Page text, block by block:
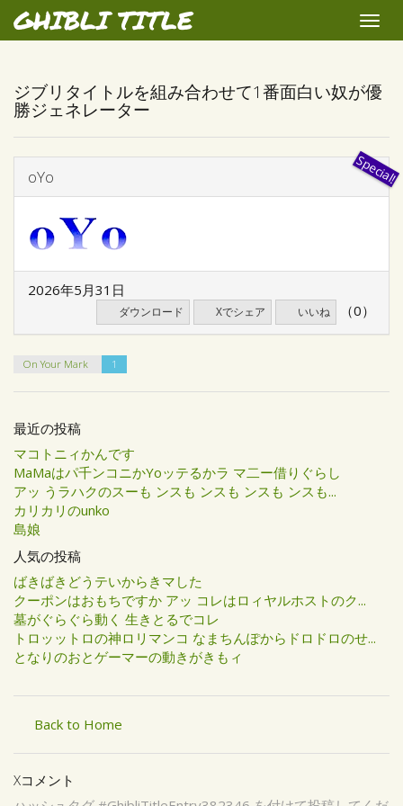
GHIBLI TITLE
Toggle
ジブリタイトルを組み合わせて1番面白い奴が優
勝ジェネレーター
oYo
2026年5月31日
ダウンロード Xでシェア いいね （0）
On Your Mark 1
最近の投稿
マコトニィかんです
MaMaはパ千ンコニかYoッテるかラ マ二ー借りぐらし
アッ うラハクのスーも ンスも ンスも ンスも ンスも...
カリカリのunko
島娘
人気の投稿
ばきばきどうテいからきマした
クーポンはおもちですか アッ コレはロィヤルホストのク...
墓がぐらぐら動く 生きとるでコレ
トロッットロの神ロリマンコ なまちんぽからドロドロのせ...
となりのおとゲーマーの動きがきもィ
Back to Home
Xコメント